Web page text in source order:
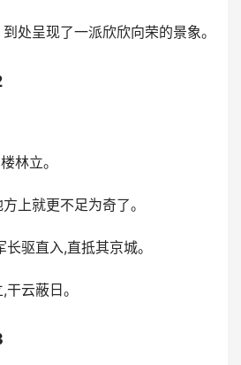
处呈现了一派欣欣向荣的景象。
林立。
上就更不足为奇了。
驱直入,直抵其京城。
云蔽日。